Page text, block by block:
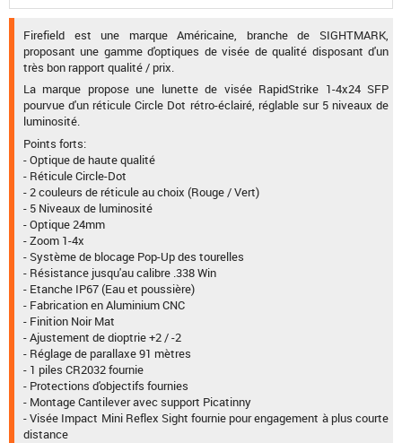
Firefield est une marque Américaine, branche de SIGHTMARK,
proposant une gamme d'optiques de visée de qualité disposant d'un
très bon rapport qualité / prix.
La marque propose une lunette de visée RapidStrike 1-4x24 SFP
pourvue d'un réticule Circle Dot rétro-éclairé, réglable sur 5 niveaux de
luminosité.
Points forts:
- Optique de haute qualité
- Réticule Circle-Dot
- 2 couleurs de réticule au choix (Rouge / Vert)
- 5 Niveaux de luminosité
- Optique 24mm
- Zoom 1-4x
- Système de blocage Pop-Up des tourelles
- Résistance jusqu'au calibre .338 Win
- Etanche IP67 (Eau et poussière)
- Fabrication en Aluminium CNC
- Finition Noir Mat
- Ajustement de dioptrie +2 / -2
- Réglage de parallaxe 91 mètres
- 1 piles CR2032 fournie
- Protections d'objectifs fournies
- Montage Cantilever avec support Picatinny
- Visée Impact Mini Reflex Sight fournie pour engagement à plus courte
distance